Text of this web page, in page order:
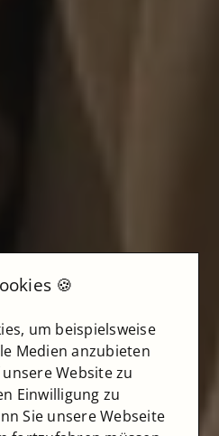
🍪
um beispielsweise
Medien anzubieten
Website zu
Einwilligung zu
Sie unsere Webseite